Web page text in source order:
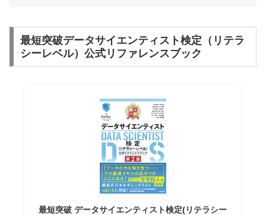
最短突破データサイエンティスト検定（リテラ
シーレベル）公式リファレンスブック
最短突破 データサイエンティスト検定(リテラシー